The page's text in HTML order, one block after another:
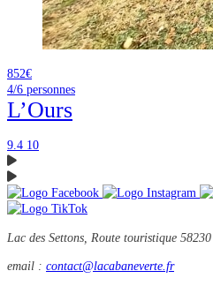
852€
4/6 personnes
L’Ours
9.4 10
Lac des Settons, Route touristique
email : contact@lacabaneverte.fr